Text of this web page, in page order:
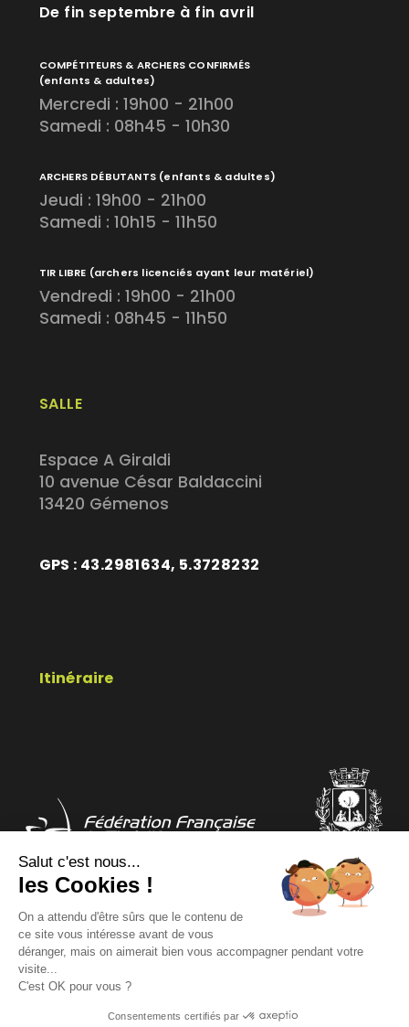
SALLE
Espace A Giraldi
10 avenue César Baldaccini
13420 Gémenos
GPS : 43.2981634, 5.3728232
Itinéraire
De fin septembre à fin avril
COMPÉTITEURS & ARCHERS CONFIRMÉS
(enfants & adultes)
Mercredi : 19h00 - 21h00
Samedi : 08h45 - 10h30
ARCHERS DÉBUTANTS (enfants & adultes)
Jeudi : 19h00 - 21h00
Samedi : 10h15 - 11h50
TIR LIBRE (archers licenciés ayant leur matériel)
Vendredi : 19h00 - 21h00
Samedi : 08h45 - 11h50
COMITÉ DÉPARTEMENTAL COMITÉ RÉGIONAL
Mentions légales Données personnelles
Salut c'est nous...
les Cookies !
On a attendu d'être sûrs que le contenu de
ce site vous intéresse avant de vous
déranger, mais on aimerait bien vous accompagner pendant votre
visite...
C'est OK pour vous ?
Consentements certifiés par